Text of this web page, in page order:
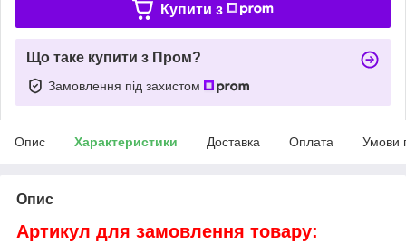
Купити з
Що таке купити з Пром?
Замовлення під захистом
Опис Характеристики Доставка Оплата Умови
Опис
Артикул для замовлення товару: